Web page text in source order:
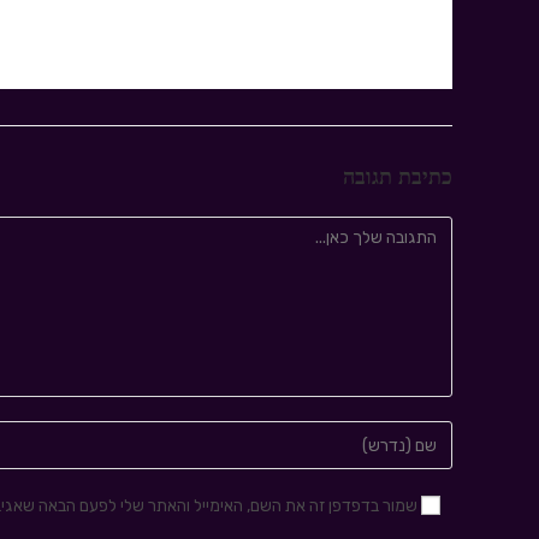
כתיבת תגובה
שמור בדפדפן זה את השם, האימייל והאתר שלי לפעם הבאה